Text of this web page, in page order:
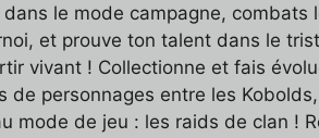
dans le mode campagne,
et prouve ton talent dans le
vivant ! Collectionne et fais
de personnages entre les
mode de jeu : les raids de clan !